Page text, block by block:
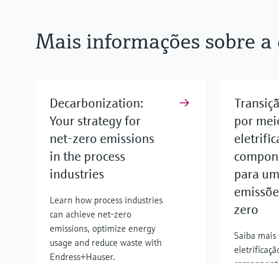
Mais informações sobre a
Decarbonization:
Your strategy for
net-zero emissions
in the process
industries
Learn how process industries
can achieve net-zero
emissions, optimize energy
usage and reduce waste with
Endress+Hauser.
por
para
zero
Saiba mais